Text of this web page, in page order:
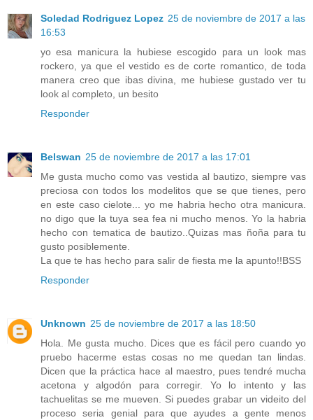
Soledad Rodriguez Lopez 25 de noviembre de 2017 a las
16:53
yo esa manicura la hubiese escogido para un look mas
rockero, ya que el vestido es de corte romantico, de toda
manera creo que ibas divina, me hubiese gustado ver tu
look al completo, un besito
Responder
Belswan 25 de noviembre de 2017 a las 17:01
Me gusta mucho como vas vestida al bautizo, siempre vas
preciosa con todos los modelitos que se que tienes, pero
en este caso cielote... yo me habria hecho otra manicura.
no digo que la tuya sea fea ni mucho menos. Yo la habria
hecho con tematica de bautizo..Quizas mas ñoña para tu
gusto posiblemente.
La que te has hecho para salir de fiesta me la apunto!!BSS
Responder
Unknown 25 de noviembre de 2017 a las 18:50
Hola. Me gusta mucho. Dices que es fácil pero cuando yo
pruebo hacerme estas cosas no me quedan tan lindas.
Dicen que la práctica hace al maestro, pues tendré mucha
acetona y algodón para corregir. Yo lo intento y las
tachuelitas se me mueven. Si puedes grabar un videito del
proceso seria genial para que ayudes a gente menos